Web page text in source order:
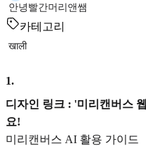
안녕빨간머리앤쌤
카테고리
खाली
1.
디자인 링크 : '미리캔버스
요!
미리캔버스 AI 활용 가이드